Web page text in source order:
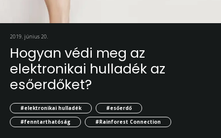
2019. június 20.
Hogyan védi meg az
elektronikai hulladék az
esőerdőket?
#elektronikai hulladék
#esőerdő
#fenntarthatóság
#Rainforest Connection